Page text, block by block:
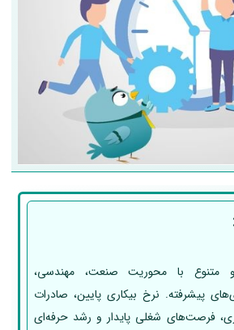
و متنوع با محوریت صنعت، مهندسی،
پیشرفته. نرخ بیکاری پایین، صادرات
فرصت‌های شغلی پایدار و رشد حرفه‌ای